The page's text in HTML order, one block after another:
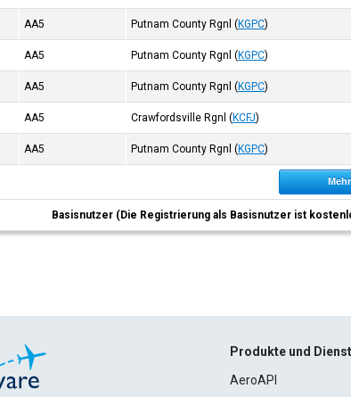
AA5 Putnam County Rgnl (KGPC)
AA5 Putnam County Rgnl (KGPC)
AA5 Putnam County Rgnl (KGPC)
AA5 Crawfordsville Rgnl (KCFJ)
AA5 Putnam County Rgnl (KGPC)
Basisnutzer (Die Registrierung als Basisnutzer ist
Produkte und
AeroAPI